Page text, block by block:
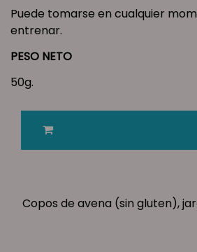
Puede tomarse en cualquier
entrenar.
PESO NETO
50g.
Copos de avena (sin gluten),